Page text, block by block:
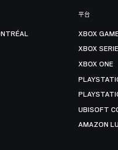
平台
XBOX
XBOX
XBOX ONE
UBISOFT
AMAZON